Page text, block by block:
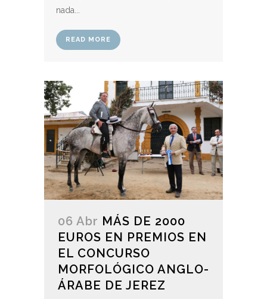
nada...
READ MORE
06 Abr MÁS DE 2000
EUROS EN PREMIOS EN
EL CONCURSO
MORFOLÓGICO ANGLO-
ÁRABE DE JEREZ